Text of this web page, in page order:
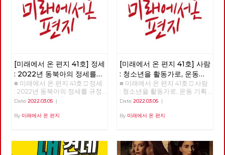
[미래에서 온 편지 41호] 정세
: 2022년 동북아의 정세를
규정하는 네 가지 요인
■ 미래에서 온 편지 41호 □ 정세
: 2022년 동북아의 정세를 규정
하는 네 가지 요인 >>>>>> 업로
Date 2022.03.05 |
By 미래에서 온 편지
[미래에서 온 편지 41호] 사람
: 청소년을 활동가로, 운동
기획자 고유미
■ 미래에서 온 편지 41호 □ 사람
: 청소년을 활동가로, 운동 기획
자 고유미 >>>>>> 업로드 준비
Date 2022.03.05|
By 미래에서 온 편지